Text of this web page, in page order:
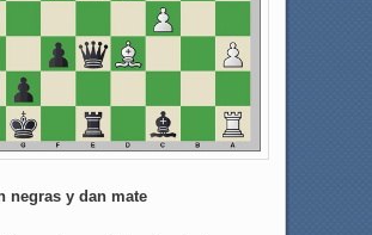
negras y dan mate